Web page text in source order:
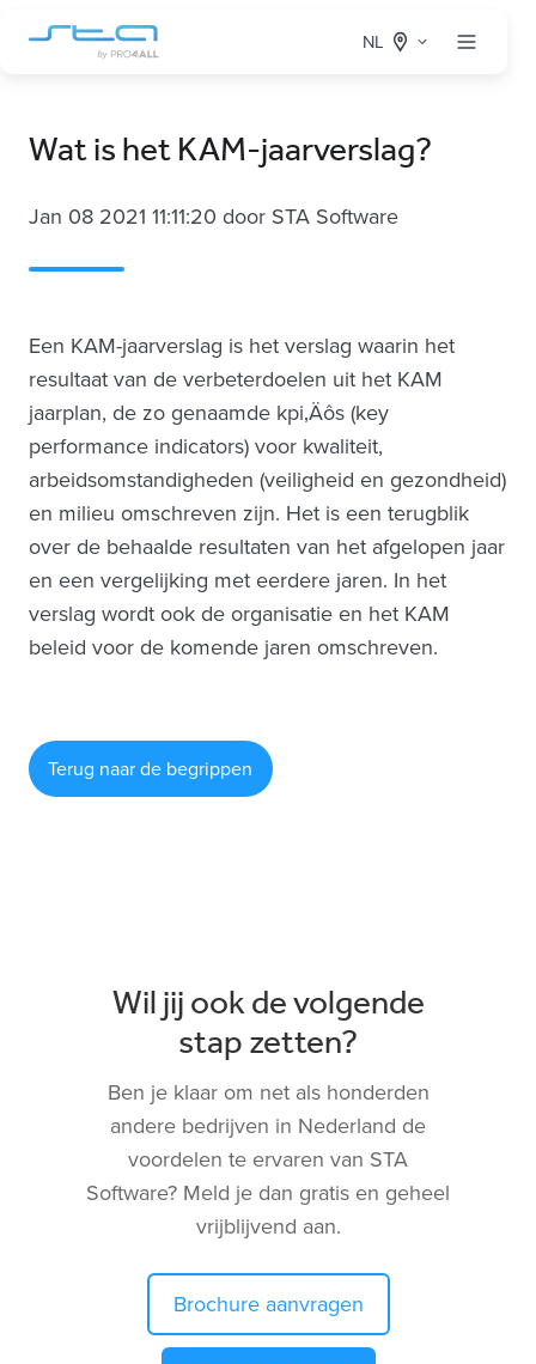
NL
Wat is het KAM-jaarverslag?
Jan 08 2021 11:11:20 door STA Software
Een KAM-jaarverslag is het verslag waarin het
resultaat van de verbeterdoelen uit het KAM
jaarplan, de zo genaamde kpi‚Äôs (key
performance indicators) voor kwaliteit,
arbeidsomstandigheden (veiligheid en gezondheid)
en milieu omschreven zijn. Het is een terugblik
over de behaalde resultaten van het afgelopen jaar
en een vergelijking met eerdere jaren. In het
verslag wordt ook de organisatie en het KAM
beleid voor de komende jaren omschreven.
Terug naar de begrippen
Wil jij ook de volgende
stap zetten?
Ben je klaar om net als honderden
andere bedrijven in Nederland de
voordelen te ervaren van STA
Software? Meld je dan gratis en geheel
vrijblijvend aan.
Brochure aanvragen